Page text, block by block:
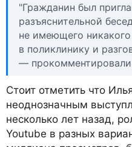
"Гражданин был
разъяснительной
не имеющего
в поликлинику и
—
Стоит отметить что
неоднозначным
несколько лет назад,
Youtube в разных